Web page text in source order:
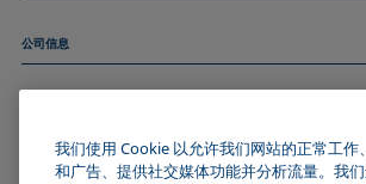
技术服务
和我们取得联系
公司信息
关于我们
加入KRÜSS社区
我们使用 Cookie 以允许我们网站的正常工作
和广告、提供社交媒体功能并分析流量。我